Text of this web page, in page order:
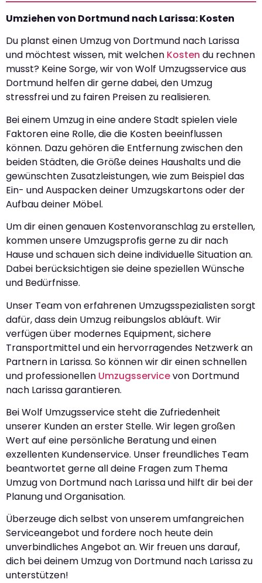
Umziehen von Dortmund nach Larissa: Kosten
Du planst einen Umzug von Dortmund nach Larissa
und möchtest wissen, mit welchen Kosten du rechnen
musst? Keine Sorge, wir von Wolf Umzugsservice aus
Dortmund helfen dir gerne dabei, den Umzug
stressfrei und zu fairen Preisen zu realisieren.
Bei einem Umzug in eine andere Stadt spielen viele
Faktoren eine Rolle, die die Kosten beeinflussen
können. Dazu gehören die Entfernung zwischen den
beiden Städten, die Größe deines Haushalts und die
gewünschten Zusatzleistungen, wie zum Beispiel das
Ein- und Auspacken deiner Umzugskartons oder der
Aufbau deiner Möbel.
Um dir einen genauen Kostenvoranschlag zu erstellen,
kommen unsere Umzugsprofis gerne zu dir nach
Hause und schauen sich deine individuelle Situation an.
Dabei berücksichtigen sie deine speziellen Wünsche
und Bedürfnisse.
Unser Team von erfahrenen Umzugsspezialisten sorgt
dafür, dass dein Umzug reibungslos abläuft. Wir
verfügen über modernes Equipment, sichere
Transportmittel und ein hervorragendes Netzwerk an
Partnern in Larissa. So können wir dir einen schnellen
und professionellen Umzugsservicevon Dortmund
nach Larissa garantieren.
Bei Wolf Umzugsservice steht die Zufriedenheit
unserer Kunden an erster Stelle. Wir legen großen
Wert auf eine persönliche Beratung und einen
exzellenten Kundenservice. Unser freundliches Team
beantwortet gerne all deine Fragen zum Thema
Umzug von Dortmund nach Larissa und hilft dir bei der
Planung und Organisation.
Überzeuge dich selbst von unserem umfangreichen
Serviceangebot und fordere noch heute dein
unverbindliches Angebot an. Wir freuen uns darauf,
dich bei deinem Umzug von Dortmund nach Larissa zu
unterstützen!